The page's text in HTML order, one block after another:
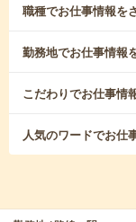
職種でお仕事情報を
勤務地でお仕事情報
こだわりでお仕事情
人気のワードでお仕